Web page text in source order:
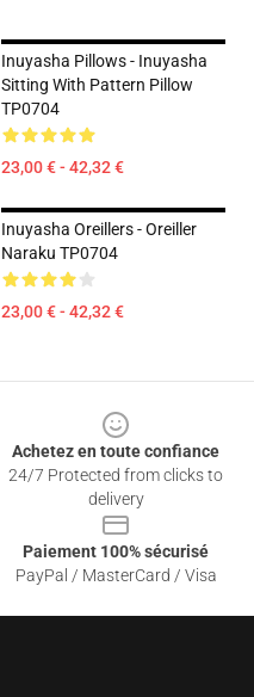
Inuyasha Pillows - Inuyasha
Sitting With Pattern Pillow
TP0704
23,00 € - 42,32 €
Inuyasha Oreillers - Oreiller
Naraku TP0704
23,00 € - 42,32 €
Achetez en toute confiance
24/7 Protected from clicks to
delivery
Paiement 100% sécurisé
PayPal / MasterCard / Visa